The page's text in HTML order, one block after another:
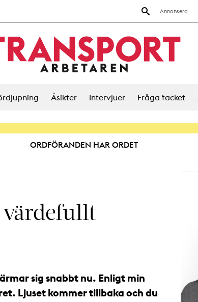
Annonsera
Åsikter Intervjuer Fråga facket
ORDFÖRANDEN HAR ORDET
värdefullt
sig snabbt nu. Enligt min
Ljuset kommer tillbaka och du